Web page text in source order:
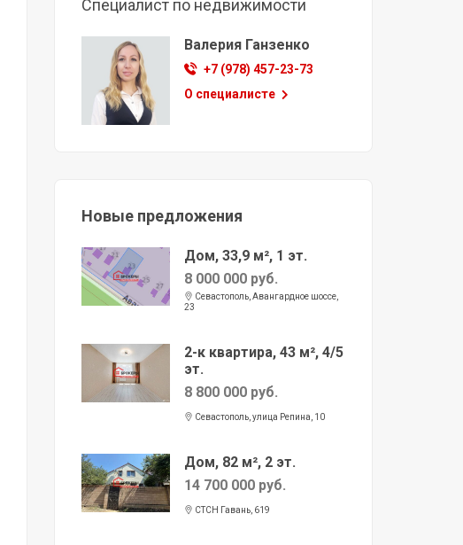
Специалист по недвижимости
Валерия Ганзенко
+7 (978) 457-23-73
О специалисте
Новые предложения
Дом, 33,9 м², 1 эт.
8 000 000 руб.
Севастополь, Авангардное шоссе,
23
2-к квартира, 43 м², 4/5
эт.
8 800 000 руб.
Севастополь, улица Репина, 10
Дом, 82 м², 2 эт.
14 700 000 руб.
СТСН Гавань, 619